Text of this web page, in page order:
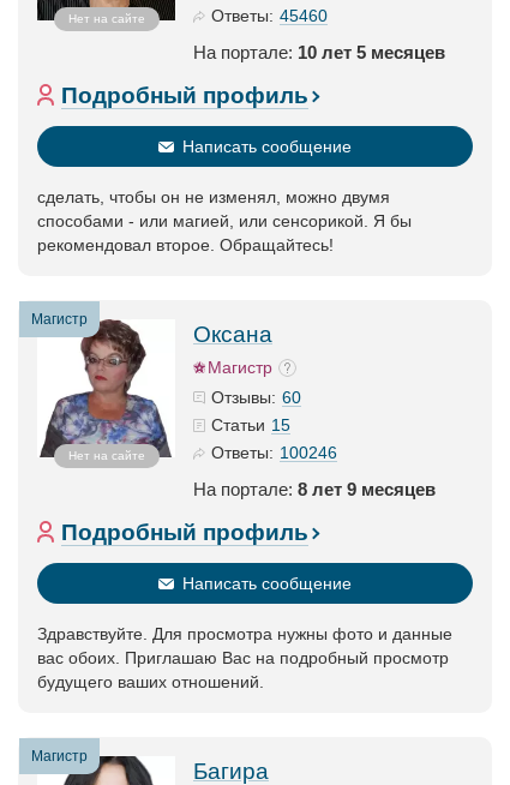
Нет на сайте
Ответы: 45460
На портале: 10 лет 5 месяцев
Подробный профиль
Написать сообщение
сделать, чтобы он не изменял, можно двумя
способами - или магией, или сенсорикой. Я бы
рекомендовал второе. Обращайтесь!
Магистр
Нет на сайте
Оксана
Магистр
Отзывы: 60
Статьи 15
Ответы: 100246
На портале: 8 лет 9 месяцев
Подробный профиль
Написать сообщение
Здравствуйте. Для просмотра нужны фото и данные
вас обоих. Приглашаю Вас на подробный просмотр
будущего ваших отношений.
Магистр
Багира